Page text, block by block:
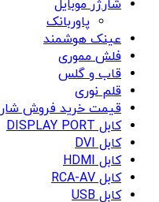
شارژر موبایل
پاوربانک
عینک هوشمند
فلش مموری
قاب و گلس
قلم نوری
قیمت خرید فروش
کابل DISPLAY PORT
کابل DVI
کابل HDMI
کابل RCA-AV
کابل USB